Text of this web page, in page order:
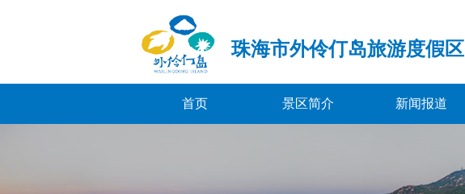
珠海市外伶仃岛旅游度假区
首页 景区简介 新闻报道